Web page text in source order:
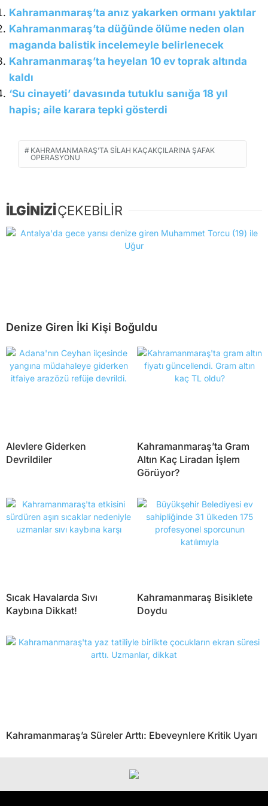
Kahramanmaraş’ta anız yakarken ormanı yaktılar
Kahramanmaraş’ta düğünde ölüme neden olan
maganda balistik incelemeyle belirlenecek
Kahramanmaraş’ta heyelan 10 ev toprak altında
kaldı
‘Su cinayeti’ davasında tutuklu sanığa 18 yıl
hapis; aile karara tepki gösterdi
KAHRAMANMARAŞ’TA SILAH KAÇAKÇILARINA ŞAFAK
OPERASYONU
İLGİNİZİÇEKEBİLİR
Denize Giren İki Kişi Boğuldu
Alevlere Giderken
Devrildiler
Kahramanmaraş’ta Gram
Altın Kaç Liradan İşlem
Görüyor?
Sıcak Havalarda Sıvı
Kaybına Dikkat!
Kahramanmaraş Bisiklete
Doydu
Kahramanmaraş’a Süreler Arttı: Ebeveynlere Kritik Uyarı